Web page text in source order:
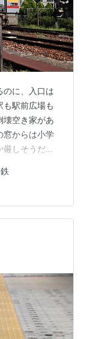
のに、入口は
も駅前広場も
壊空き家があ
窓からは小学
しそうだ。
「覚えてな
でどうした
がめんどくさ
いて各自見
のやくもは
面から…